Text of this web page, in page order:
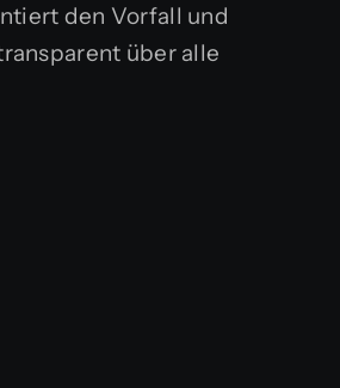
den Vorfall und
über alle